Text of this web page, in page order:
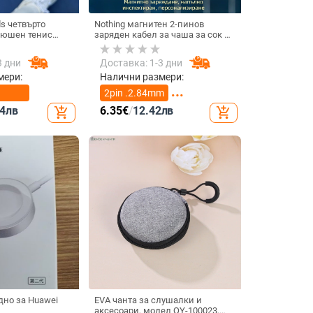
четвърто
тенис
3D дизайн,
3 и Pro 2
дни
лв add_shopping_cart
Nothing магнитен 2-пинов
заряден кабел за чаша за сок и
смарт часовник – 60 см, силен
магнит N52, 7,62 мм разстояние
между пиновете
Доставка: 1-3 дни
Налични размери:
2pin .2.84mm
2pin 4.0mm
6.35€/12.42лв add_shopping_cart
за Huawei
EVA чанта за слушалки и
аксесоари, модел QY-100023,